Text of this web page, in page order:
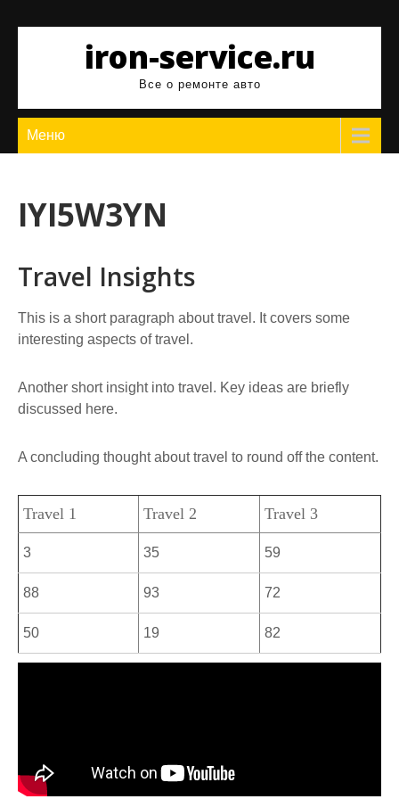
содержимомуiron-service.ru
Все о ремонте авто
Меню
IYI5W3YN
Travel Insights
This is a short paragraph about travel. It covers some
interesting aspects of travel.
Another short insight into travel. Key ideas are briefly
discussed here.
A concluding thought about travel to round off the content.
Travel 1 Travel 2 Travel 3
3 35 59
88 93 72
50 19 82